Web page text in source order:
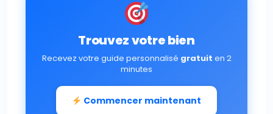
Trouvez votre bien
Recevez votre guide personnalisé gratuit en 2
minutes
Commencer maintenant